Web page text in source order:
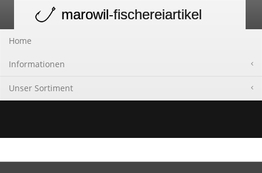
navigation
marowil-fischereiartikel
Home
Informationen
Unser Sortiment